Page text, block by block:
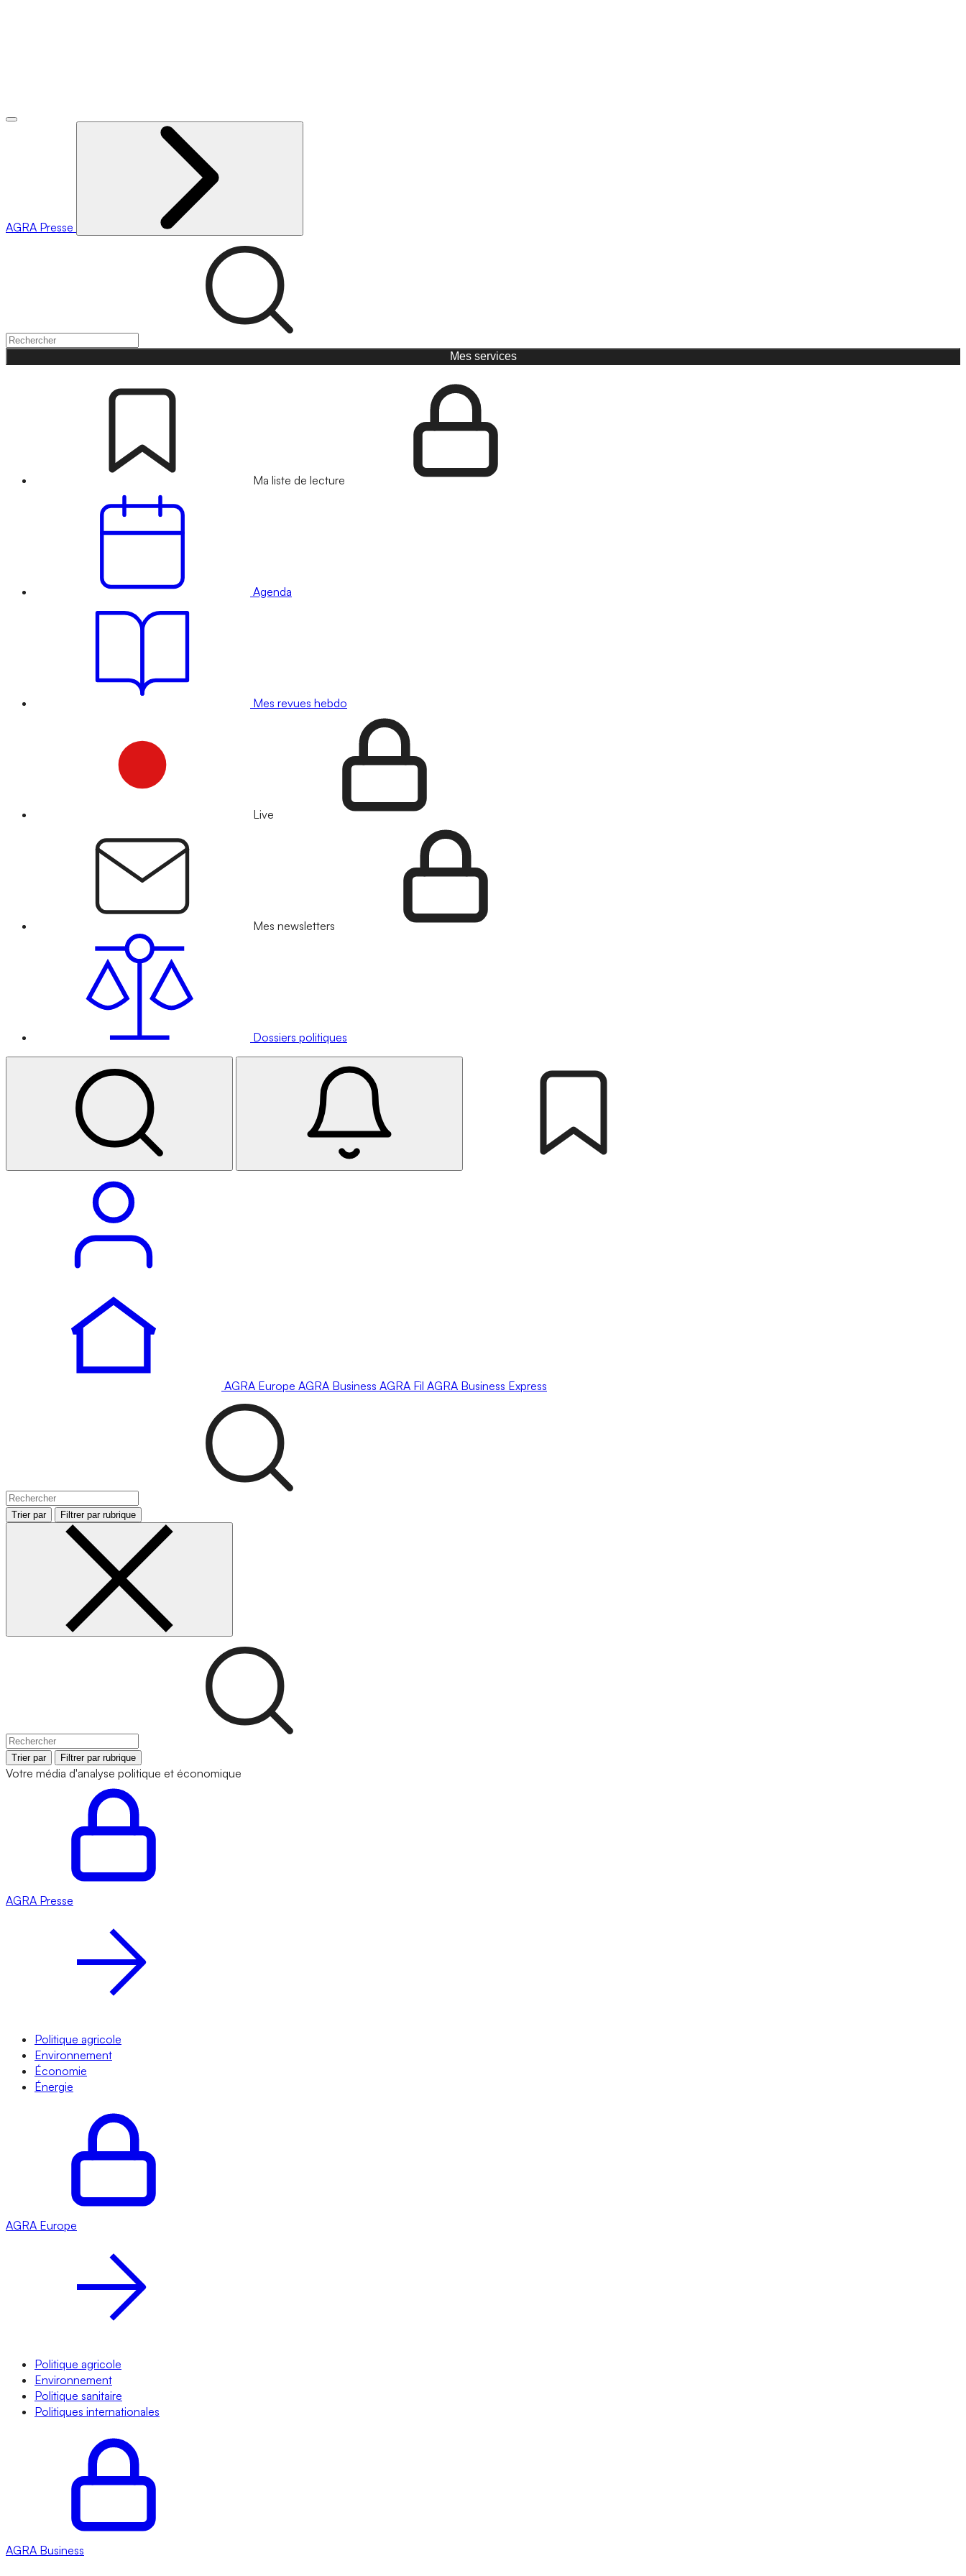
AGRA Presse
Mes services
Ma liste de lecture
Agenda
Mes revues hebdo
Live
Mes newsletters
Dossiers politiques
AGRA Europe AGRA Business AGRA Fil AGRA Business Express
Trier par Filtrer par rubrique
Trier par Filtrer par rubrique
Votre média d'analyse politique et économique
AGRA Presse
Politique agricole
Environnement
Économie
Énergie
AGRA Europe
Politique agricole
Environnement
Politique sanitaire
Politiques internationales
AGRA Business